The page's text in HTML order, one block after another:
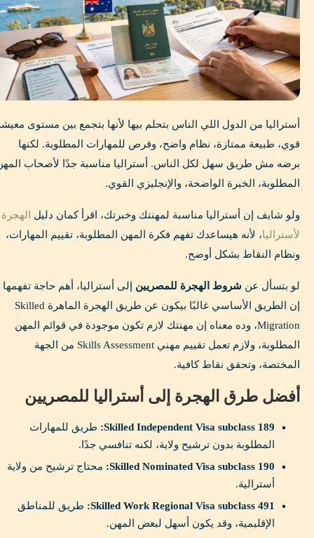
أستراليا من الدول اللي الناس بتحلم بيها لأنها بتجمع بين مستوى
قوي، طبيعة ممتازة، نظام واضح، وفرص للمهارات المطلوبة. لكنها
برضه مش طريق سهل لكل الناس. أستراليا مناسبة جدًا لأصحاب
المطلوبة، الخبرة الواضحة، والإنجليزي القوي.
ولو شايف إن أستراليا مناسبة لمهنتك وخبرتك، اقرأ كمان دليل
الهجرة
لأستراليا، لأنه هيساعدك تفهم فكرة المهن المطلوبة، تقييم المهارات،
ونظام النقاط بشكل أوضح.
لو بتسأل عن شروط الهجرة للمصريين إلى أستراليا، أهم حاجة تفهمها
إن الطريق الأساسي غالبًا بيكون عن طريق الهجرة الماهرة Skilled
Migration، وده معناه إن مهنتك لازم تكون موجودة في قوائم المهن
المطلوبة، ولازم تعمل تقييم مهني Skills Assessment من الجهة
المختصة، وتحقق نقاط كافية.
أفضل طرق الهجرة إلى أستراليا للمصريين
Skilled Independent Visa subclass 189:
طريق للمهارات
المطلوبة بدون ترشيح ولاية، لكنه تنافسي جدًا.
Skilled Nominated Visa subclass 190:
محتاج ترشيح من ولاية
أسترالية.
Skilled Work Regional Visa subclass 491:
طريق للمناطق
الإقليمية، وقد يكون أسهل لبعض المهن.